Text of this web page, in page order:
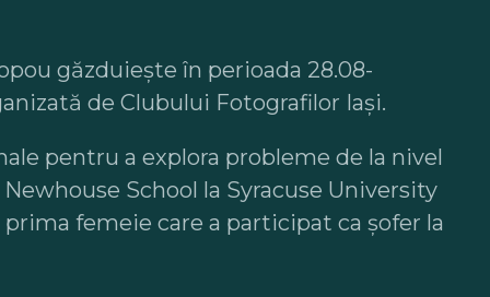
găzduieşte în perioada 28.08-
de Clubului Fotografilor Iași.
pentru a explora probleme de la nivel
School la Syracuse University
femeie care a participat ca șofer la